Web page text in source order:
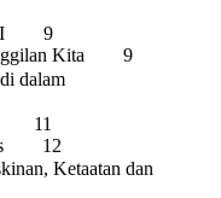
9
Kita 9
dalam
11
12
Ketaatan dan